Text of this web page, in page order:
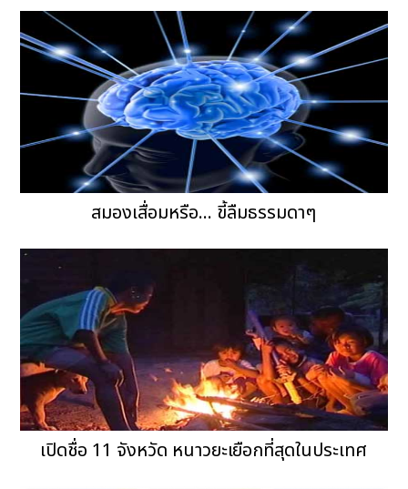
สมองเสื่อมหรือ... ขี้ลืมธรรมดาๆ
เปิดชื่อ 11 จังหวัด หนาวยะเยือกที่สุดในประเทศ